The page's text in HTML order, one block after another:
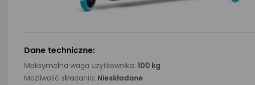
Dane techniczne:
Maksymalna waga użytkownika: 100 kg
Możliwość składania: Nieskładane